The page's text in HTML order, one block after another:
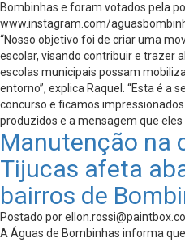
Bombinhas e foram votados pela
www.instagram.com/
“Nosso objetivo foi de criar uma
escolar, visando contribuir e trazer
escolas municipais possam
entorno”, explica Raquel. “Esta é a
concurso e ficamos
produzidos e a mensagem que eles
Manutenção na
Tijucas afeta
bairros de
Postado por
A Águas de Bombinhas informa